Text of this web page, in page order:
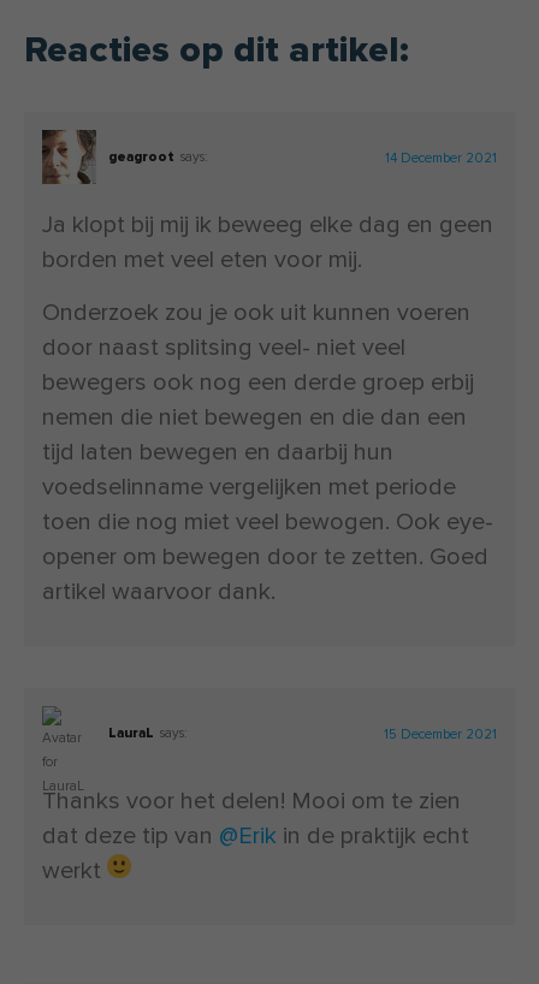
Reacties op dit artikel:
geagroot says: 14 December 2021
Ja klopt bij mij ik beweeg elke dag en geen
borden met veel eten voor mij.
Onderzoek zou je ook uit kunnen voeren
door naast splitsing veel- niet veel
bewegers ook nog een derde groep erbij
nemen die niet bewegen en die dan een
tijd laten bewegen en daarbij hun
voedselinname vergelijken met periode
toen die nog miet veel bewogen. Ook eye-
opener om bewegen door te zetten. Goed
artikel waarvoor dank.
LauraL says: 15 December 2021
Thanks voor het delen! Mooi om te zien
dat deze tip van @Erik in de praktijk echt
werkt